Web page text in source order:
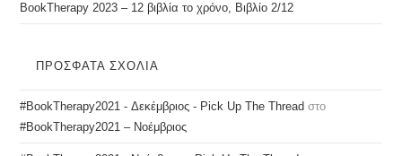
BookTherapy 2023 – 12 βιβλία το χρόνο, Βιβλίο 2/12
ΠΡΌΣΦΑΤΑ ΣΧΌΛΙΑ
#BookTherapy2021 - Δεκέμβριος - Pick Up The Thread στο
#BookTherapy2021 – Νοέμβριος